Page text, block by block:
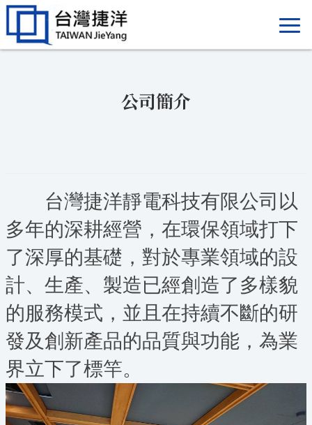
公司簡介
台灣捷洋靜電科技有限公司以
多年的深耕經營，在環保領域打下
了深厚的基礎，對於專業領域的設
計、生產、製造已經創造了多樣貌
的服務模式，並且在持續不斷的研
發及創新產品的品質與功能，為業
界立下了標竿。